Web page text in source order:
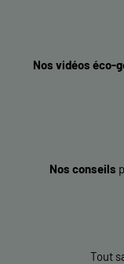
Nos vidéos éco-
Nos conseils
Tout